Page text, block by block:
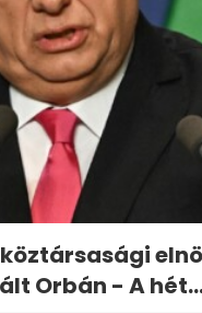
az első idei
Orbán - A